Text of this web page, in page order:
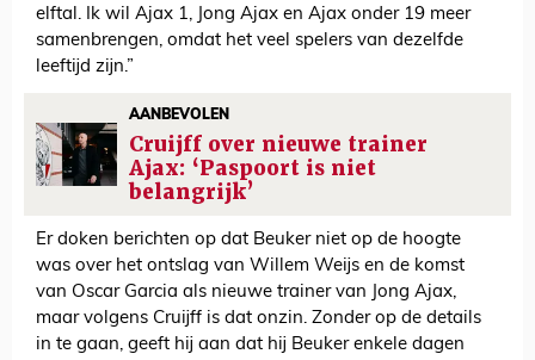
elftal. Ik wil Ajax 1, Jong Ajax en Ajax onder 19 meer
samenbrengen, omdat het veel spelers van dezelfde
leeftijd zijn.”
AANBEVOLEN
Cruijff over nieuwe trainer
Ajax: ‘Paspoort is niet
belangrijk’
Er doken berichten op dat Beuker niet op de hoogte
was over het ontslag van Willem Weijs en de komst
van Oscar Garcia als nieuwe trainer van Jong Ajax,
maar volgens Cruijff is dat onzin. Zonder op de details
in te gaan, geeft hij aan dat hij Beuker enkele dagen